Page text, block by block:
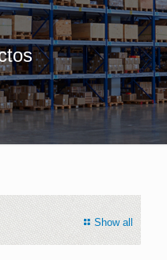
Show all